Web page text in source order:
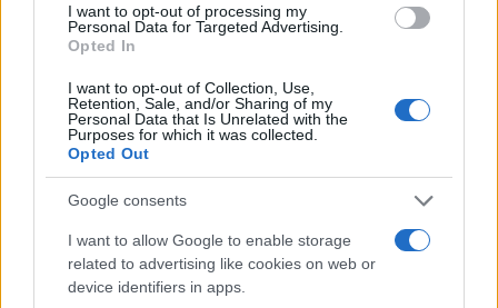
I want to opt-out of processing my
Personal Data for Targeted Advertising.
Opted In
I want to opt-out of Collection, Use,
Retention, Sale, and/or Sharing of my
Personal Data that Is Unrelated with the
Purposes for which it was collected.
Opted Out
Google consents
I want to allow Google to enable storage
related to advertising like cookies on web or
device identifiers in apps.
28.07.26
Αδέσποτα και Δήμοι: Πότε γεννάται η ευθύνη
για αποζημίωση και τι προβλέπει το ισχύον